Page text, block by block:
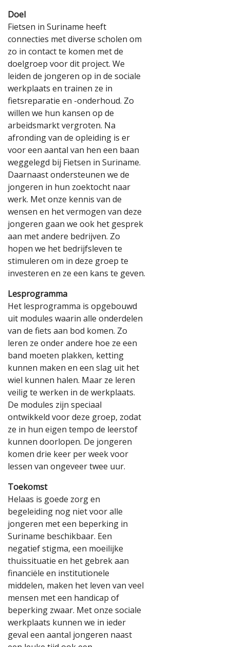
Doel
Fietsen in Suriname heeft
connecties met diverse scholen om
zo in contact te komen met de
doelgroep voor dit project. We
leiden de jongeren op in de sociale
werkplaats en trainen ze in
fietsreparatie en -onderhoud. Zo
willen we hun kansen op de
arbeidsmarkt vergroten. Na
afronding van de opleiding is er
voor een aantal van hen een baan
weggelegd bij Fietsen in Suriname.
Daarnaast ondersteunen we de
jongeren in hun zoektocht naar
werk. Met onze kennis van de
wensen en het vermogen van deze
jongeren gaan we ook het gesprek
aan met andere bedrijven. Zo
hopen we het bedrijfsleven te
stimuleren om in deze groep te
investeren en ze een kans te geven.
Lesprogramma
Het lesprogramma is opgebouwd
uit modules waarin alle onderdelen
van de fiets aan bod komen. Zo
leren ze onder andere hoe ze een
band moeten plakken, ketting
kunnen maken en een slag uit het
wiel kunnen halen. Maar ze leren
veilig te werken in de werkplaats.
De modules zijn speciaal
ontwikkeld voor deze groep, zodat
ze in hun eigen tempo de leerstof
kunnen doorlopen. De jongeren
komen drie keer per week voor
lessen van ongeveer twee uur.
Toekomst
Helaas is goede zorg en
begeleiding nog niet voor alle
jongeren met een beperking in
Suriname beschikbaar. Een
negatief stigma, een moeilijke
thuissituatie en het gebrek aan
financiële en institutionele
middelen, maken het leven van veel
mensen met een handicap of
beperking zwaar. Met onze sociale
werkplaats kunnen we in ieder
geval een aantal jongeren naast